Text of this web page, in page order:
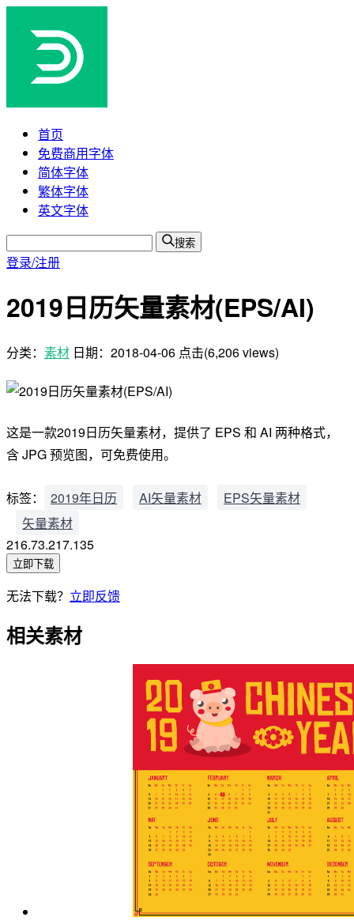
首页
免费商用字体
简体字体
繁体字体
英文字体
搜索
登录/注册
2019日历矢量素材(EPS/AI)
分类： 素材 日期： 2018-04-06 点击(6,206 views)
这是一款2019日历矢量素材，提供了 EPS 和 AI 两种格式，
含 JPG 预览图，可免费使用。
标签： 2019年日历 AI矢量素材
EPS矢量素材
矢量素材
216.73.217.135
立即下载
无法下载？ 立即反馈
相关素材